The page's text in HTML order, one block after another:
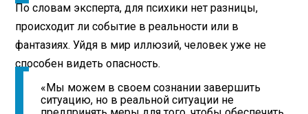
По словам эксперта, для психики нет разницы,
происходит ли событие в реальности или в
фантазиях. Уйдя в мир иллюзий, человек уже не
способен видеть опасность.
«Мы можем в своем сознании завершить
ситуацию, но в реальной ситуации не